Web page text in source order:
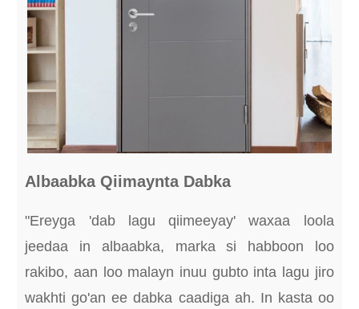
Albaabka Qiimaynta Dabka
"Ereyga 'dab lagu qiimeeyay' waxaa loola
jeedaa in albaabka, marka si habboon loo
rakibo, aan loo malayn inuu gubto inta lagu jiro
wakhti go'an ee dabka caadiga ah. In kasta oo